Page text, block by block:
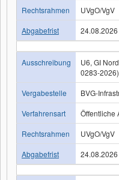
Rechtsrahmen
UVgO/VgV
Abgabefrist
Ausschreibung
U6, GI
0283-2026)
Vergabestelle
BVG-
Verfahrensart
Öffentliche
Rechtsrahmen
UVgO/VgV
Abgabefrist